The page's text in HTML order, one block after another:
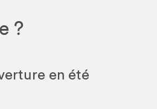
?
en été